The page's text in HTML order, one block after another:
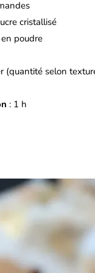
cristallisé
poudre
(quantité selon
: 1 h